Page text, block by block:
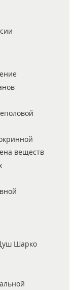
веществ
Шарко